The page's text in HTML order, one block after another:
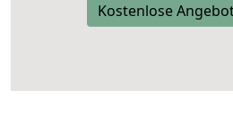
Kostenlose